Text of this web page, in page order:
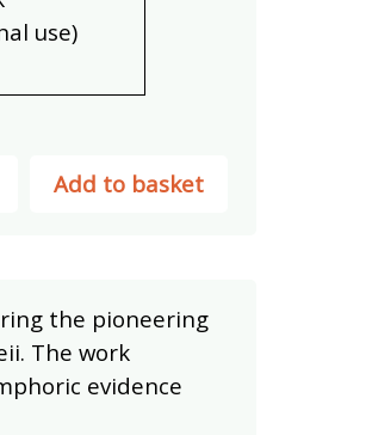
use)
Add to basket
the pioneering
The work
evidence